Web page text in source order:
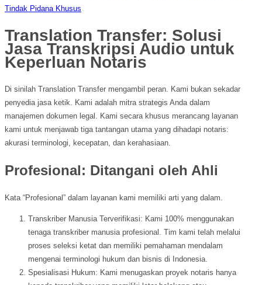
Tindak Pidana Khusus
Translation Transfer: Solusi
Jasa Transkripsi Audio untuk
Keperluan Notaris
Di sinilah Translation Transfer mengambil peran. Kami bukan sekadar
penyedia jasa ketik. Kami adalah mitra strategis Anda dalam
manajemen dokumen legal. Kami secara khusus merancang layanan
kami untuk menjawab tiga tantangan utama yang dihadapi notaris:
akurasi terminologi, kecepatan, dan kerahasiaan.
Profesional: Ditangani oleh Ahli
Kata “Profesional” dalam layanan kami memiliki arti yang dalam.
Transkriber Manusia Terverifikasi: Kami 100% menggunakan
tenaga transkriber manusia profesional. Tim kami telah melalui
proses seleksi ketat dan memiliki pemahaman mendalam
mengenai terminologi hukum dan bisnis di Indonesia.
Spesialisasi Hukum: Kami menugaskan proyek notaris hanya